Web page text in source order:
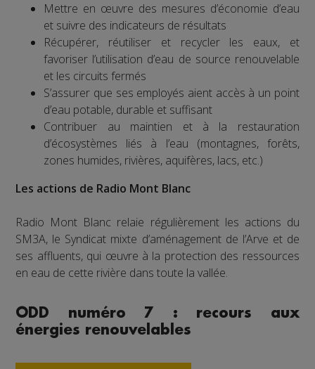
Mettre en œuvre des mesures d’économie d’eau
et suivre des indicateurs de résultats
Récupérer, réutiliser et recycler les eaux, et
favoriser l’utilisation d’eau de source renouvelable
et les circuits fermés
S’assurer que ses employés aient accès à un point
d’eau potable, durable et suffisant
Contribuer au maintien et à la restauration
d’écosystèmes liés à l’eau (montagnes, forêts,
zones humides, rivières, aquifères, lacs, etc.)
Les actions de Radio Mont Blanc
Radio Mont Blanc relaie régulièrement les actions du
SM3A, le Syndicat mixte d’aménagement de l’Arve et de
ses affluents, qui œuvre à la protection des ressources
en eau de cette rivière dans toute la vallée.
ODD numéro 7 : recours aux
énergies renouvelables